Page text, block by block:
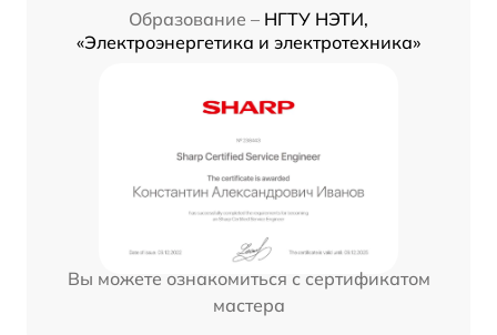
Образование – НГТУ НЭТИ,
«Электроэнергетика и электротехника»
Вы можете ознакомиться с сертификатом
мастера